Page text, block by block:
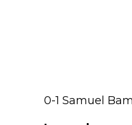
0-1 Samuel